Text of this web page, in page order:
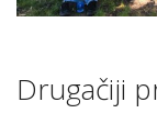
Drugačiji